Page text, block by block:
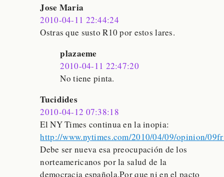
Jose Maria
2010-04-11 22:44:24
Ostras que susto R10 por estos lares.
plazaeme
2010-04-11 22:47:20
No tiene pinta.
Tucidides
2010-04-12 07:38:18
El NY Times continua en la inopia:
http://www.nytimes.com/2010/04/09/opinion/
Debe ser nueva esa preocupación de los
norteamericanos por la salud de la
democracia española.Por que ni en el pacto